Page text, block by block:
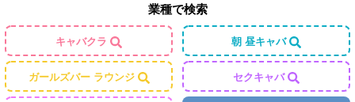
業種で検索
キャバクラ 朝 昼キャバ
ガールズバー ラウンジ セクキャバ